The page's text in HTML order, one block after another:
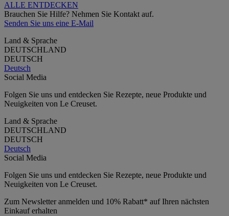
ALLE ENTDECKEN
Brauchen Sie Hilfe? Nehmen Sie Kontakt auf.
Senden Sie uns eine E-Mail
Land & Sprache
DEUTSCHLAND
DEUTSCH
Deutsch
Social Media
Folgen Sie uns und entdecken Sie Rezepte, neue Produkte und
Neuigkeiten von Le Creuset.
Land & Sprache
DEUTSCHLAND
DEUTSCH
Deutsch
Social Media
Folgen Sie uns und entdecken Sie Rezepte, neue Produkte und
Neuigkeiten von Le Creuset.
Zum Newsletter anmelden und 10% Rabatt* auf Ihren nächsten
Einkauf erhalten